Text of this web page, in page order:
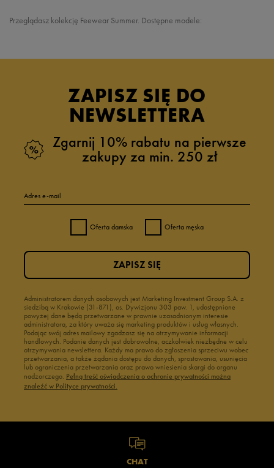
Przeglądasz kolekcję Feewear Summer. Dostępne modele:
ZAPISZ SIĘ DO
NEWSLETTERA
Zgarnij 10% rabatu na pierwsze
zakupy za min. 250 zł
Adres e-mail
Oferta damska Oferta męska
Administratorem danych osobowych jest Marketing Investment Group S.A. z
siedzibą w Krakowie (31-871), os. Dywizjonu 303 paw. 1, udostępnione
powyżej dane będą przetwarzane w prawnie uzasadnionym interesie
administratora, za który uważa się marketing produktów i usług własnych.
Podając swój adres mailowy zgadzasz się na otrzymywanie informacji
handlowych. Podanie danych jest dobrowolne, aczkolwiek niezbędne w celu
otrzymywania newslettera. Każdy ma prawo do zgłoszenia sprzeciwu wobec
przetwarzania, a także żądania dostępu do danych, sprostowania, usunięcia
lub ograniczenia przetwarzania oraz prawo wniesienia skargi do organu
nadzorczego. Pełną treść oświadczenia o ochronie prywatności można
znaleźć w Polityce prywatności.
ZAPISZ SIĘ
CHAT